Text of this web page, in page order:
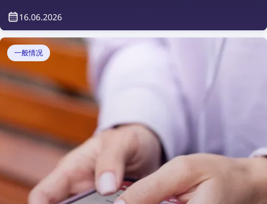
16.06.2026
一般情况